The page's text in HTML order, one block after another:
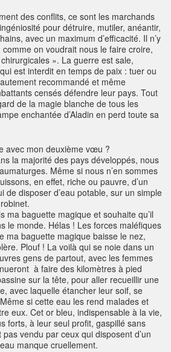
des conflits, ce sont les marchands
pour détruire, mutiler, anéantir,
avec un maximum d’efficacité. Il n’y
on voudrait nous le faire croire,
». La guerre est sale,
est interdit en temps de paix : tuer ou
recommandé et même
censés défendre leur pays. Tout
de la magie blanche de tous les
enchantée d’Aladin en perd toute sa
avec mon deuxième vœu ?
la majorité des pays développés, nous
Même si nous n’en sommes
en effet, riche ou pauvre, d’un
de disposer d’eau potable, sur un simple
ma baguette magique et souhaite qu’il
le monde. Hélas ! Les forces maléfiques
ma baguette magique baisse le nez,
Plouf ! La voilà qui se noie dans un
gens de partout, avec les femmes
à faire des kilomètres à pied
sur la tête, pour aller recueillir une
avec laquelle étancher leur soif, se
si cette eau les rend malades et
eux. Cet or bleu, indispensable à la vie,
forts, à leur seul profit, gaspillé sans
vendu par ceux qui disposent d’un
manque cruellement.